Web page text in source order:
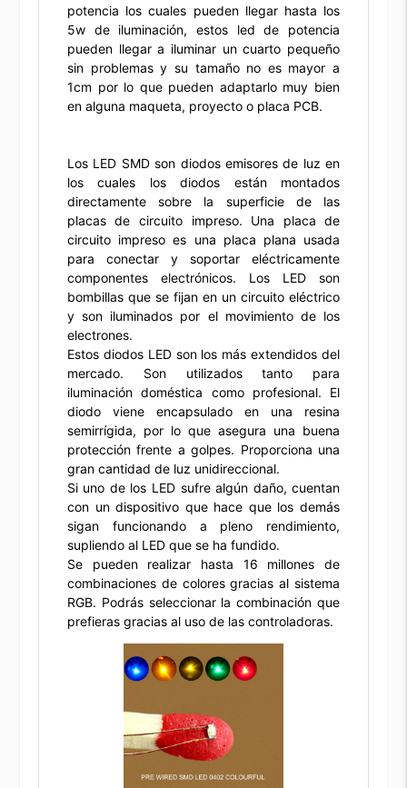
potencia los cuales pueden llegar hasta los
5w de iluminación, estos led de potencia
pueden llegar a iluminar un cuarto pequeño
sin problemas y su tamaño no es mayor a
1cm por lo que pueden adaptarlo muy bien
en alguna maqueta, proyecto o placa PCB.
Los LED SMD son diodos emisores de luz en
los cuales los diodos están montados
directamente sobre la superficie de las
placas de circuito impreso. Una placa de
circuito impreso es una placa plana usada
para conectar y soportar eléctricamente
componentes electrónicos. Los LED son
bombillas que se fijan en un circuito eléctrico
y son iluminados por el movimiento de los
electrones.
Estos diodos LED son los más extendidos del
mercado. Son utilizados tanto para
iluminación doméstica como profesional. El
diodo viene encapsulado en una resina
semirrígida, por lo que asegura una buena
protección frente a golpes. Proporciona una
gran cantidad de luz unidireccional.
Si uno de los LED sufre algún daño, cuentan
con un dispositivo que hace que los demás
sigan funcionando a pleno rendimiento,
supliendo al LED que se ha fundido.
Se pueden realizar hasta 16 millones de
combinaciones de colores gracias al sistema
RGB. Podrás seleccionar la combinación que
prefieras gracias al uso de las controladoras.